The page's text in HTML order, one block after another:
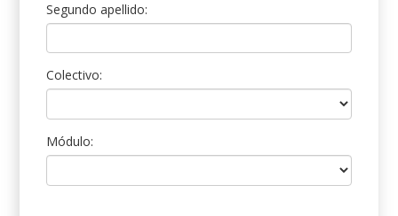
Segundo apellido:
Colectivo:
Módulo: